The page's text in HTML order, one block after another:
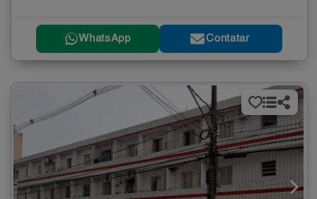
WhatsApp Contatar